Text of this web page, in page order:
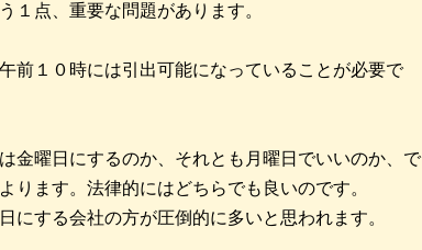
１点、重要な問題があります。
前１０時には引出可能になっていることが必要で
金曜日にするのか、それとも月曜日でいいのか、で
ります。法律的にはどちらでも良いのです。
にする会社の方が圧倒的に多いと思われます。